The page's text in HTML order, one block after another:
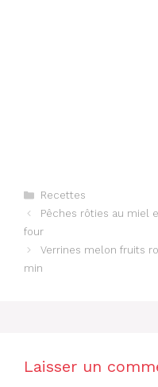
Catégories
Recettes
Pêches rôties au miel
four
Verrines melon fruits
min
Laisser un